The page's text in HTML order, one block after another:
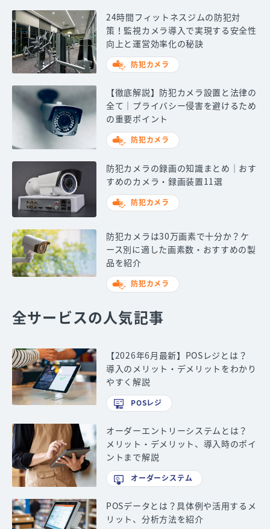
24時間フィットネスジムの防犯対
策！監視カメラ導入で実現する安全性
向上と運営効率化の秘訣
防犯カメラ
【徹底解説】防犯カメラ設置と法律の
全て｜プライバシー侵害を避けるため
の重要ポイント
防犯カメラ
防犯カメラの録画の知識まとめ｜おす
すめのカメラ・録画装置11選
防犯カメラ
防犯カメラは30万画素で十分か？ケ
ース別に適した画素数・おすすめの製
品を紹介
防犯カメラ
全サービスの人気記事
【2026年6月最新】POSレジとは？
導入のメリット・デメリットをわかり
やすく解説
POSレジ
オーダーエントリーシステムとは？
メリット・デメリット、導入時のポイ
ントまで解説
オーダーシステム
POSデータとは？具体例や活用するメ
リット、分析方法を紹介